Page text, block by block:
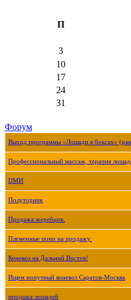
П
3
10
17
24
31
Форум
Выход программы «Лошади в боксах»
Профессиональный массаж, терапия
ЦМИ
Полуторник
Продажа жеребцов.
Племенные пони на продажу.
Коневоз на Дальний Восток!
Ищем попутный коневоз Саратов-Москва
продажа лошадей